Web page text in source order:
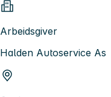
Arbeidsgiver
Halden Autoservice As